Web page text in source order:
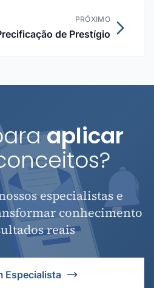
PRÓXIMO
de Prestígio
aplicar
especialistas e
conhecimento
reais
Especialista